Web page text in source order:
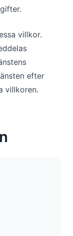
villkor.
efter
villkoren.